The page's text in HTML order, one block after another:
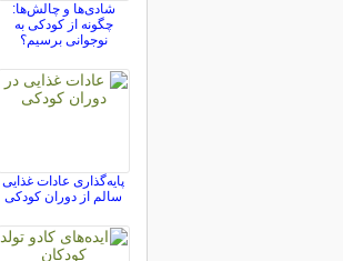
شادی‌ها و چالش‌ها:
چگونه از کودکی به
نوجوانی برسیم؟
پایه‌گذاری عادات غذایی
سالم از دوران کودکی